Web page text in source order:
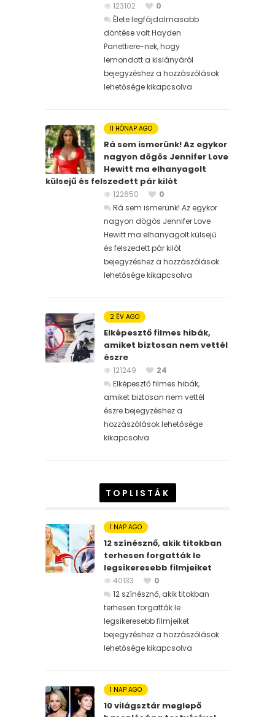
123102
0
Élete legfájdalmasabb
döntése volt Hayden
Panettiere-nek, hogy
lemondott a kislányáról
bejegyzéshez a hozzászólások
lehetősége kikapcsolva
11 HÓNAP AGO
Rá sem ismerünk! Az egykor
nagyon dögös Jennifer Love
Hewitt ma elhanyagolt
külsejű és felszedett pár kilót
122650
0
Rá sem ismerünk! Az egykor
nagyon dögös Jennifer Love
Hewitt ma elhanyagolt külsejű
és felszedett pár kilót
bejegyzéshez a hozzászólások
lehetősége kikapcsolva
2 ÉV AGO
Elképesztő filmes hibák,
amiket biztosan nem vettél
észre
121249
24
Elképesztő filmes hibák,
amiket biztosan nem vettél
észre bejegyzéshez a
hozzászólások lehetősége
kikapcsolva
TOPLISTÁK
1 NAP AGO
12 színésznő, akik titokban
terhesen forgatták le
legsikeresebb filmjeiket
40133
0
12 színésznő, akik titokban
terhesen forgatták le
legsikeresebb filmjeiket
bejegyzéshez a hozzászólások
lehetősége kikapcsolva
1 NAP AGO
10 világsztár meglepő